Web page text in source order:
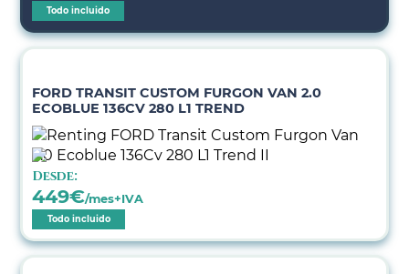
Todo incluido
FORD TRANSIT CUSTOM FURGON VAN 2.0
ECOBLUE 136CV 280 L1 TREND
Desde:
449€/mes+IVA
Todo incluido